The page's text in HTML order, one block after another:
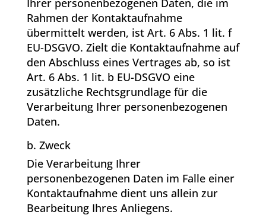
Ihrer personenbezogenen Daten, die im
Rahmen der Kontaktaufnahme
übermittelt werden, ist Art. 6 Abs. 1 lit. f
EU-DSGVO. Zielt die Kontaktaufnahme auf
den Abschluss eines Vertrages ab, so ist
Art. 6 Abs. 1 lit. b EU-DSGVO eine
zusätzliche Rechtsgrundlage für die
Verarbeitung Ihrer personenbezogenen
Daten.
b. Zweck
Die Verarbeitung Ihrer
personenbezogenen Daten im Falle einer
Kontaktaufnahme dient uns allein zur
Bearbeitung Ihres Anliegens.